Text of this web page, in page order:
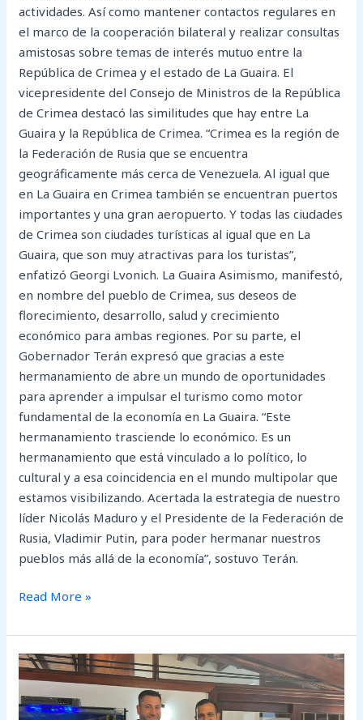
actividades. Así como mantener contactos regulares en
el marco de la cooperación bilateral y realizar consultas
amistosas sobre temas de interés mutuo entre la
República de Crimea y el estado de La Guaira. El
vicepresidente del Consejo de Ministros de la República
de Crimea destacó las similitudes que hay entre La
Guaira y la República de Crimea. “Crimea es la región de
la Federación de Rusia que se encuentra
geográficamente más cerca de Venezuela. Al igual que
en La Guaira en Crimea también se encuentran puertos
importantes y una gran aeropuerto. Y todas las ciudades
de Crimea son ciudades turísticas al igual que en La
Guaira, que son muy atractivas para los turistas”,
enfatizó Georgi Lvonich. La Guaira Asimismo, manifestó,
en nombre del pueblo de Crimea, sus deseos de
florecimiento, desarrollo, salud y crecimiento
económico para ambas regiones. Por su parte, el
Gobernador Terán expresó que gracias a este
hermanamiento de abre un mundo de oportunidades
para aprender a impulsar el turismo como motor
fundamental de la economía en La Guaira. “Este
hermanamiento trasciende lo económico. Es un
hermanamiento que está vinculado a lo político, lo
cultural y a esa coincidencia en el mundo multipolar que
estamos visibilizando. Acertada la estrategia de nuestro
líder Nicolás Maduro y el Presidente de la Federación de
Rusia, Vladimir Putin, para poder hermanar nuestros
pueblos más allá de la economía”, sostuvo Terán.
Read More »
Un
nuevo
proyecto